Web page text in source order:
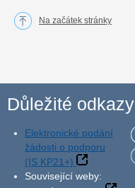
Na začátek stránky
Důležité odkazy
Elektronické podání
žádosti o podporu
(IS KP21+)
Související weby: